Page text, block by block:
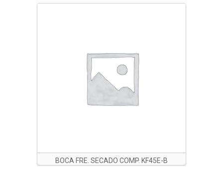
BOCA FRE. SECADO COMP. KF45E-B